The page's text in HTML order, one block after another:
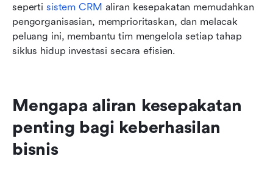
seperti sistem CRM aliran kesepakatan memudahkan
pengorganisasian, memprioritaskan, dan melacak
peluang ini, membantu tim mengelola setiap tahap
siklus hidup investasi secara efisien.
Mengapa aliran kesepakatan
penting bagi keberhasilan
bisnis